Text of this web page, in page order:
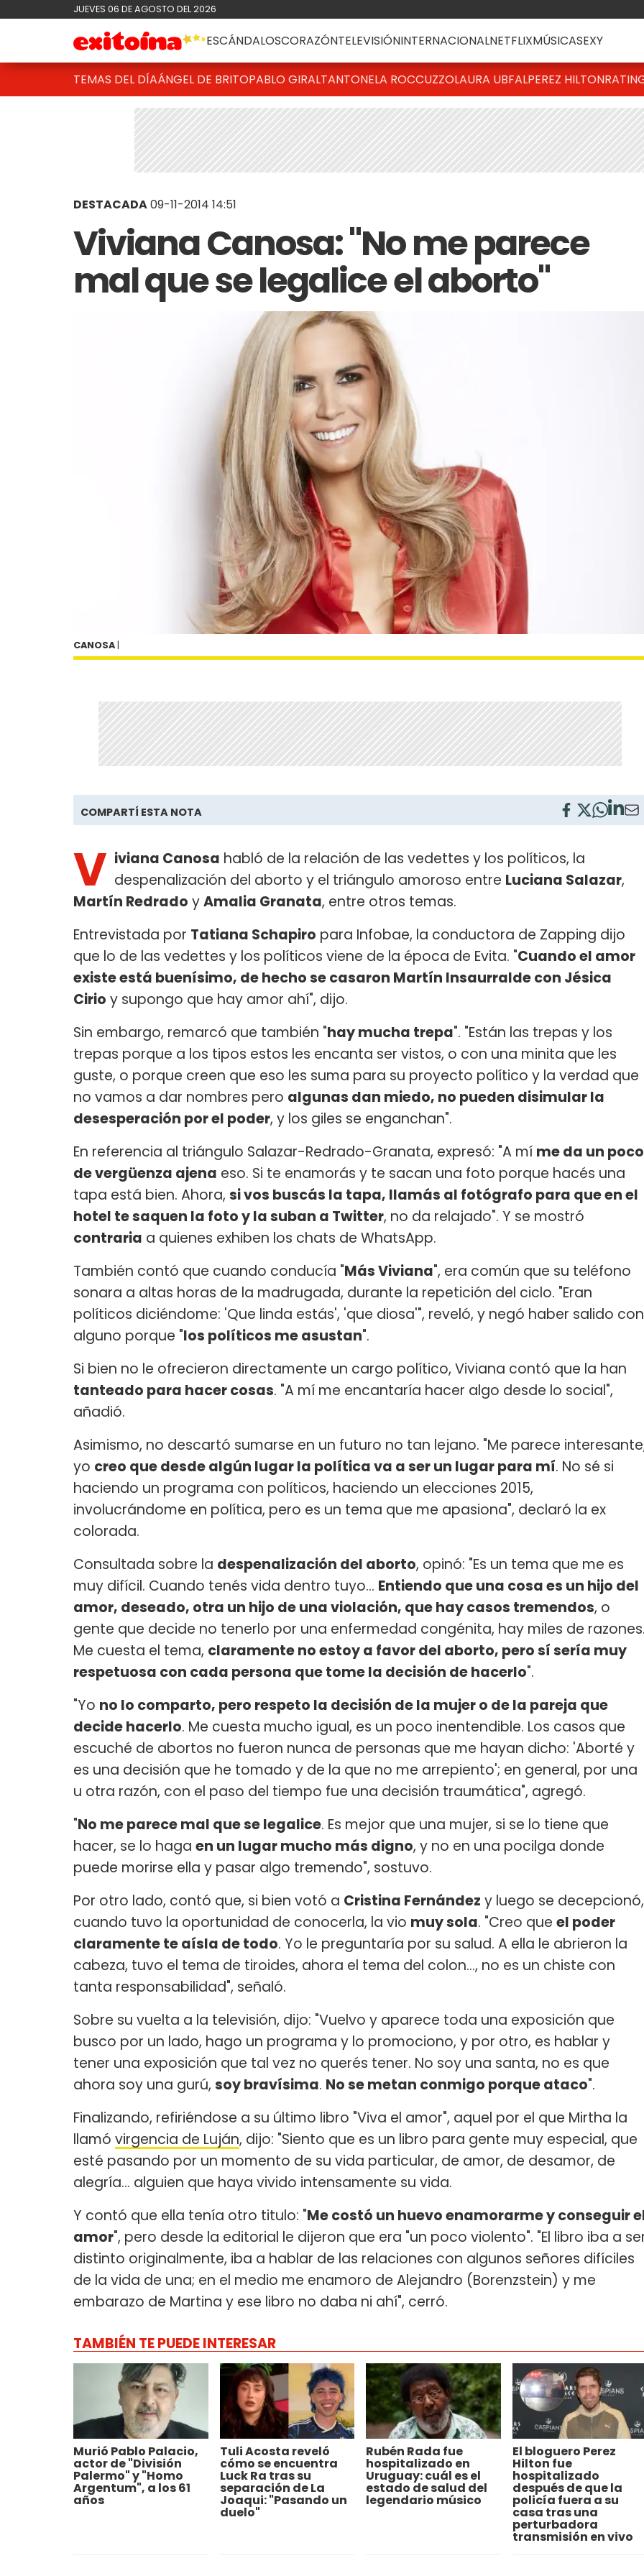
JUEVES 06 DE AGOSTO DEL 2026
ESCÁNDALOSCORAZÓNTELEVISIÓNINTERNACIONALNETFLIXMÚSICASEXY
TEMAS DEL DÍAÁNGEL DE BRITOPABLO GIRALTANTONELA ROCCUZZOLAURA UBFALPEREZ HILTON
DESTACADA09-11-2014 14:51
Viviana Canosa: "No me parece
mal que se legalice el aborto"
CANOSA |
COMPARTÍ ESTA NOTA
V iviana Canosa habló de la relación de las vedettes y los políticos, la
despenalización del aborto y el triángulo amoroso entre Luciana Salazar,
Martín Redrado yAmalia Granata, entre otros temas.
Entrevistada por Tatiana Schapiro para Infobae, la conductora de Zapping dijo
que lo de las vedettes y los políticos viene de la época de Evita. "Cuando el amor
existe está buenísimo, de hecho se casaron Martín Insaurralde con Jésica
Cirio y supongo que hay amor ahí", dijo.
Sin embargo, remarcó que también "hay mucha trepa". "Están las trepas y los
trepas porque a los tipos estos les encanta ser vistos, o con una minita que les
guste, o porque creen que eso les suma para su proyecto político y la verdad que
no vamos a dar nombres pero algunas dan miedo, no pueden disimular la
desesperación por el poder, y los giles se enganchan".
En referencia al triángulo Salazar-Redrado-Granata, expresó: "A mí me da un poco
de vergüenza ajena eso. Si te enamorás y te sacan una foto porque hacés una
tapa está bien. Ahora, si vos buscás la tapa, llamás al fotógrafo para que en el
hotel te saquen la foto y la suban a Twitter, no da relajado". Y se mostró
contraria a quienes exhiben los chats de WhatsApp.
También contó que cuando conducía "Más Viviana", era común que su teléfono
sonara a altas horas de la madrugada, durante la repetición del ciclo. "Eran
políticos diciéndome: 'Que linda estás', 'que diosa'", reveló, y negó haber salido con
alguno porque "los políticos me asustan".
Si bien no le ofrecieron directamente un cargo político, Viviana contó que la han
tanteado para hacer cosas. "A mí me encantaría hacer algo desde lo social",
añadió.
Asimismo, no descartó sumarse en un futuro no tan lejano. "Me parece
yo creo que desde algún lugar la política va a ser un lugar para mí. No sé si
haciendo un programa con políticos, haciendo un elecciones 2015,
involucrándome en política, pero es un tema que me apasiona", declaró la ex
colorada.
Consultada sobre la despenalización del aborto, opinó: "Es un tema que me es
muy difícil. Cuando tenés vida dentro tuyo... Entiendo que una cosa es un hijo del
amor, deseado, otra un hijo de una violación, que hay casos tremendos, o
gente que decide no tenerlo por una enfermedad congénita, hay miles de
Me cuesta el tema, claramente no estoy a favor del aborto, pero sí sería muy
respetuosa con cada persona que tome la decisión de hacerlo".
"Yo no lo comparto, pero respeto la decisión de la mujer o de la pareja que
decide hacerlo. Me cuesta mucho igual, es un poco inentendible. Los casos que
escuché de abortos no fueron nunca de personas que me hayan dicho: 'Aborté y
es una decisión que he tomado y de la que no me arrepiento'; en general, por una
u otra razón, con el paso del tiempo fue una decisión traumática", agregó.
"No me parece mal que se legalice. Es mejor que una mujer, si se lo tiene que
hacer, se lo haga en un lugar mucho más digno, y no en una pocilga donde
puede morirse ella y pasar algo tremendo", sostuvo.
Por otro lado, contó que, si bien votó a Cristina Fernández y luego se decepcionó,
cuando tuvo la oportunidad de conocerla, la vio muy sola. "Creo que el poder
claramente te aísla de todo. Yo le preguntaría por su salud. A ella le abrieron la
cabeza, tuvo el tema de tiroides, ahora el tema del colon..., no es un chiste con
tanta responsabilidad", señaló.
Sobre su vuelta a la televisión, dijo: "Vuelvo y aparece toda una exposición que
busco por un lado, hago un programa y lo promociono, y por otro, es hablar y
tener una exposición que tal vez no querés tener. No soy una santa, no es que
ahora soy una gurú, soy bravísima. No se metan conmigo porque ataco".
Finalizando, refiriéndose a su último libro "Viva el amor", aquel por el que Mirtha la
llamó virgencia de Luján, dijo: "Siento que es un libro para gente muy especial, que
esté pasando por un momento de su vida particular, de amor, de desamor, de
alegría... alguien que haya vivido intensamente su vida.
Y contó que ella tenía otro titulo: "Me costó un huevo enamorarme y conseguir
amor", pero desde la editorial le dijeron que era "un poco violento". "El libro iba a
distinto originalmente, iba a hablar de las relaciones con algunos señores difíciles
de la vida de una; en el medio me enamoro de Alejandro (Borenzstein) y me
embarazo de Martina y ese libro no daba ni ahí", cerró.
TAMBIÉN TE PUEDE INTERESAR
Murió Pablo Palacio,
actor de "División
Palermo" y "Homo
Argentum", a los 61
años
Tuli Acosta reveló
cómo se encuentra
Luck Ra tras su
separación de La
Joaqui: "Pasando un
duelo"
Rubén Rada fue
hospitalizado en
Uruguay: cuál es el
estado de salud del
legendario músico
El bloguero Perez
Hilton fue
hospitalizado
después de que la
policía fuera a su
casa tras una
perturbadora
transmisión en vivo